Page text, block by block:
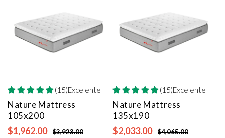
(15)Excelente
Nature Mattress
105x200
$1,962.00 $3,923.00
(15)Excelente
Nature Mattress
135x190
$2,033.00 $4,065.00